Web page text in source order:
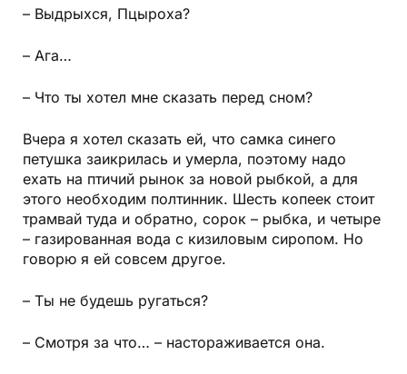
– Выдрыхся, Пцыроха?
– Ага…
– Что ты хотел мне сказать перед сном?
Вчера я хотел сказать ей, что самка синего
петушка заикрилась и умерла, поэтому надо
ехать на птичий рынок за новой рыбкой, а для
этого необходим полтинник. Шесть копеек стоит
трамвай туда и обратно, сорок – рыбка, и четыре
– газированная вода с кизиловым сиропом. Но
говорю я ей совсем другое.
– Ты не будешь ругаться?
– Смотря за что… – настораживается она.